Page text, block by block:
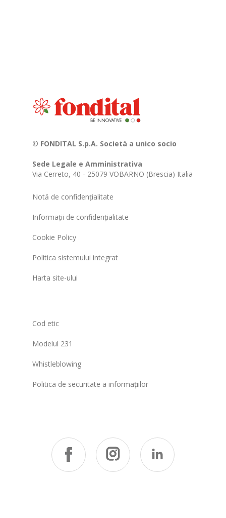
© FONDITAL S.p.A. Società a unico socio
Sede Legale e Amministrativa
Via Cerreto, 40 - 25079 VOBARNO (Brescia) Italia
Notă de confidențialitate
Informații de confidențialitate
Cookie Policy
Politica sistemului integrat
Harta site-ului
Cod etic
Modelul 231
Whistleblowing
Politica de securitate a informațiilor